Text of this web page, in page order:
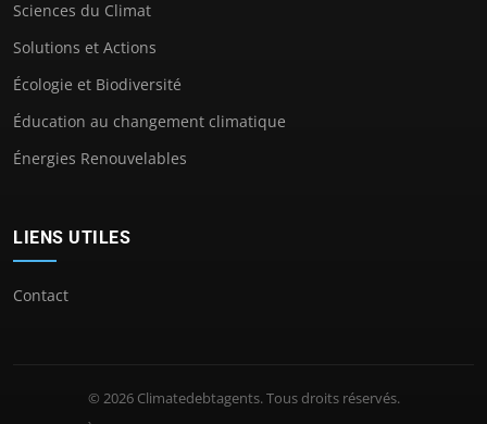
Sciences du Climat
Solutions et Actions
Écologie et Biodiversité
Éducation au changement climatique
Énergies Renouvelables
LIENS UTILES
Contact
© 2026 Climatedebtagents. Tous droits réservés.